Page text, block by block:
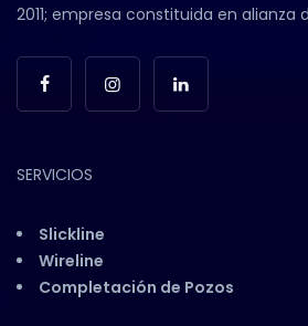
2011; empresa constituida en alianza
SERVICIOS
Slickline
Wireline
Completación de Pozos